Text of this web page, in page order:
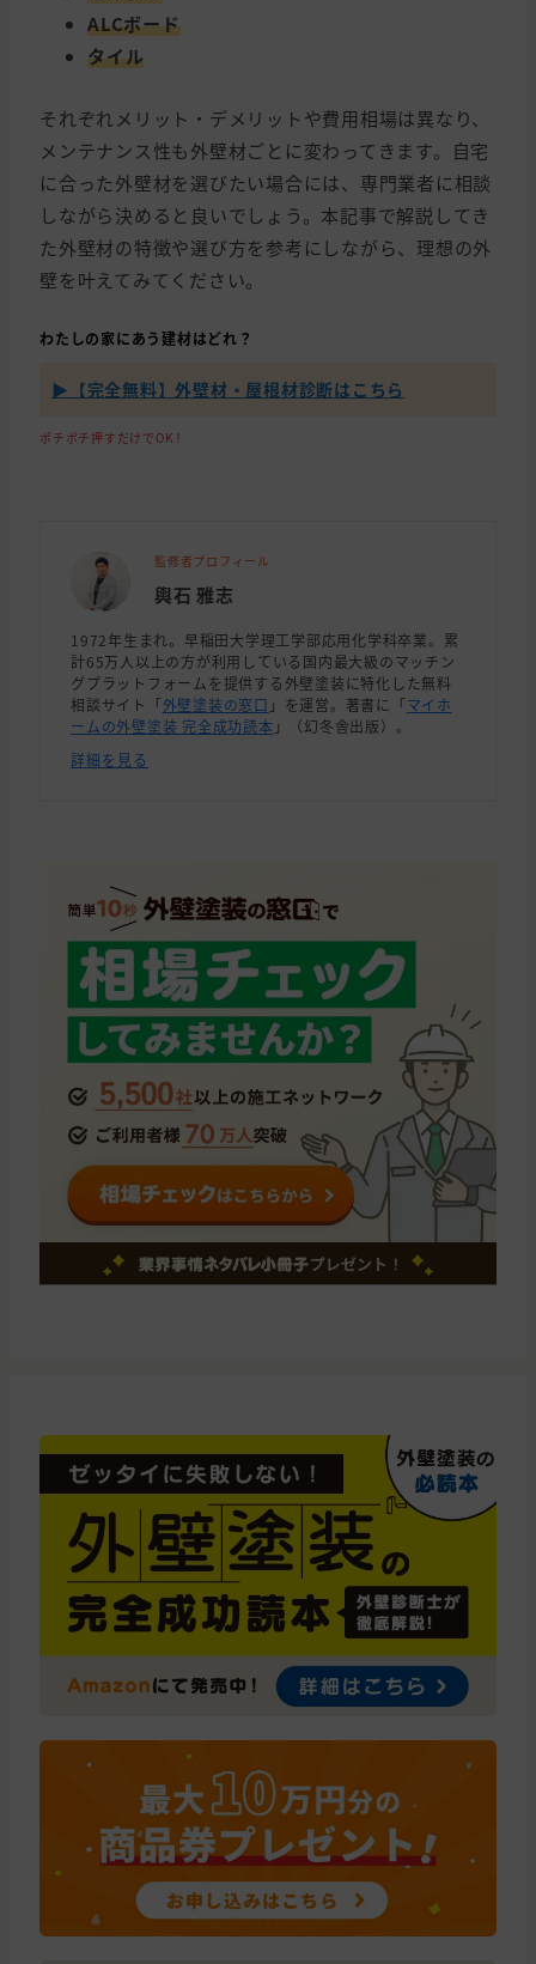
ALCボード
タイル
それぞれメリット・デメリットや費用相場は異なり、
メンテナンス性も外壁材ごとに変わってきます。自宅
に合った外壁材を選びたい場合には、専門業者に相談
しながら決めると良いでしょう。本記事で解説してき
た外壁材の特徴や選び方を参考にしながら、理想の外
壁を叶えてみてください。
わたしの家にあう建材はどれ？
▶【完全無料】外壁材・屋根材診断はこちら
ポチポチ押すだけでOK！
監修者プロフィール
輿石 雅志
1972年生まれ。早稲田大学理工学部応用化学科卒業。累
計65万人以上の方が利用している国内最大級のマッチン
グプラットフォームを提供する外壁塗装に特化した無料
相談サイト「外壁塗装の窓口 」を運営。著書に「マイホ
ームの外壁塗装 完全成功読本 」（幻冬舎出版）。
詳細を見る